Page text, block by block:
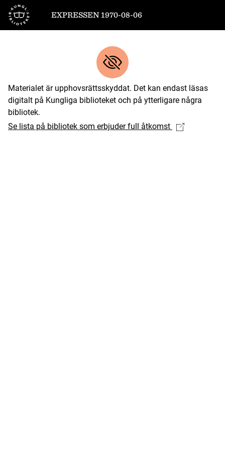
Till startsidan
EXPRESSEN 1970-08-06
Materialet är upphovsrättsskyddat. Det kan endast läsas
digitalt på Kungliga biblioteket och på ytterligare några
bibliotek.
Se lista på bibliotek som erbjuder full åtkomst